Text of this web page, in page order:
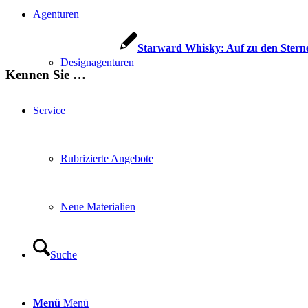
Agenturen
Designagenturen
Service
Rubrizierte Angebote
Neue Materialien
Suche
Menü Menü
Starward Whisky: Auf zu den
Kennen Sie …